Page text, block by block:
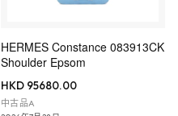
HERMES Constance 083913CK
Shoulder Epsom
HKD 95680.00
中古品A